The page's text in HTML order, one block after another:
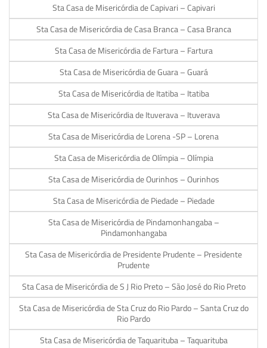
Sta Casa de Misericórdia de Capivari – Capivari
Sta Casa de Misericórdia de Casa Branca – Casa Branca
Sta Casa de Misericórdia de Fartura – Fartura
Sta Casa de Misericórdia de Guara – Guará
Sta Casa de Misericórdia de Itatiba – Itatiba
Sta Casa de Misericórdia de Ituverava – Ituverava
Sta Casa de Misericórdia de Lorena -SP – Lorena
Sta Casa de Misericórdia de Olímpia – Olímpia
Sta Casa de Misericórdia de Ourinhos – Ourinhos
Sta Casa de Misericórdia de Piedade – Piedade
Sta Casa de Misericórdia de Pindamonhangaba –
Pindamonhangaba
Sta Casa de Misericórdia de Presidente Prudente – Presidente
Prudente
Sta Casa de Misericórdia de S J Rio Preto – São José do Rio Preto
Sta Casa de Misericórdia de Sta Cruz do Rio Pardo – Santa Cruz do
Rio Pardo
Sta Casa de Misericórdia de Taquarituba – Taquarituba